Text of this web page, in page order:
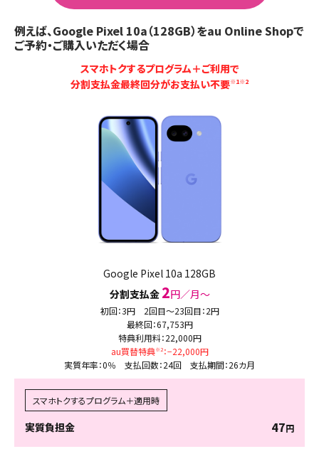
例えば、Google Pixel 10a（128GB）をau Online Shopで
ご予約・ご購入いただく場合
スマホトクするプログラム＋ご利用で
分割支払金最終回分がお支払い不要※1※2
Google Pixel 10a 128GB
分割支払金 2円／月〜
初回：3円 2回目～23回目：2円
最終回：67,753円
特典利用料：22,000円
au買替特典※2：−22,000円
実質年率：0％ 支払回数：24回 支払期間：26カ月
スマホトクするプログラム＋適用時
実質負担金 47円